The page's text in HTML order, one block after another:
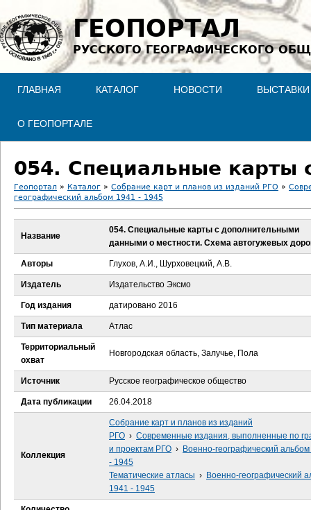
Jump to navigation
ГЕОПОРТАЛ
РУССКОГО ГЕОГРАФИЧЕСКОГО
ГЛАВНАЯ КАТАЛОГ НОВОСТИ ВЫСТАВКИ
О ГЕОПОРТАЛЕ
В
ы
д
е
с
ь
Геопортал » Каталог » Собрание карт и планов из изданий РГО »
географический альбом 1941 - 1945
Название
054. Специальные карты с дополнительными
данными о местности. Схема автогужевых
Авторы Глухов, А.И., Шурховецкий, А.В.
Издатель Издательство Эксмо
Год издания датировано 2016
Тип материала Атлас
Территориальный
охват
Новгородская область, Залучье, Пола
Источник Русское географическое общество
Дата публикации 26.04.2018
Коллекция
Собрание карт и планов из изданий
РГО › Современные издания, выполненные по
и проектам РГО › Военно-географический
- 1945
Тематические атласы › Военно-географический
1941 - 1945